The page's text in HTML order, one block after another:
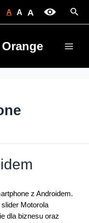
A A A
z Androidem.
Motorola
dla biznesu oraz